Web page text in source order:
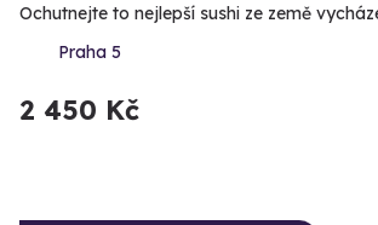
Ochutnejte to nejlepší sushi ze země
Praha 5
2 450 Kč